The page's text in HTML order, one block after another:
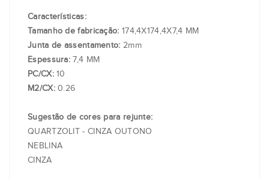
Características:
Tamanho de fabricação: 174,4X174,4X7,4 MM
Junta de assentamento: 2mm
Espessura:7,4 MM
PC/CX:10
M2/CX:0.26
Sugestão de cores para rejunte:
QUARTZOLIT - CINZA OUTONO
NEBLINA
CINZA